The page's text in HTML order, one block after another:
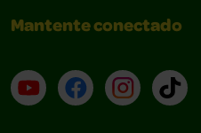
Mantente conectado
YouTube (en inglés)
Facebook (en
Instagram